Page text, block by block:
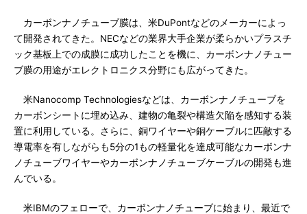
カーボンナノチューブ膜は、米DuPontなどのメーカーによっ
て開発されてきた。NECなどの業界大手企業が柔らかいプラスチ
ック基板上での成膜に成功したことを機に、カーボンナノチュー
ブ膜の用途がエレクトロニクス分野にも広がってきた。
米Nanocomp Technologiesなどは、カーボンナノチューブを
カーボンシートに埋め込み、建物の亀裂や構造欠陥を感知する装
置に利用している。さらに、銅ワイヤーや銅ケーブルに匹敵する
導電率を有しながらも5分の1もの軽量化を達成可能なカーボンナ
ノチューブワイヤーやカーボンナノチューブケーブルの開発も進
んでいる。
米IBMのフェローで、カーボンナノチューブに始まり、最近で